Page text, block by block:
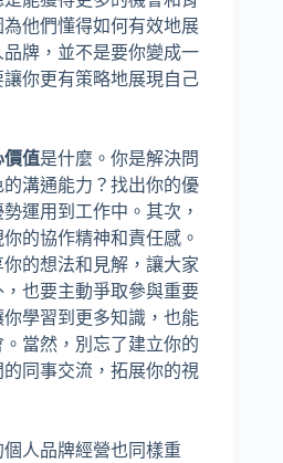
他們懂得如何有效地展
牌，並不是要你變成一
你更有策略地展現自己
價值是什麼。你是解決問
溝通能力？找出你的優
運用到工作中。其次，
的協作精神和責任感。
的想法和見解，讓大家
也要主動爭取參與重要
學習到更多知識，也能
當然，別忘了建立你的
同事交流，拓展你的視
人品牌經營也同樣重